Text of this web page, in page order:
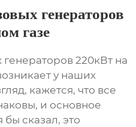
генераторов
газе
генераторов 220кВт на
у наших
кажется, что все
и основное
бы сказал, это